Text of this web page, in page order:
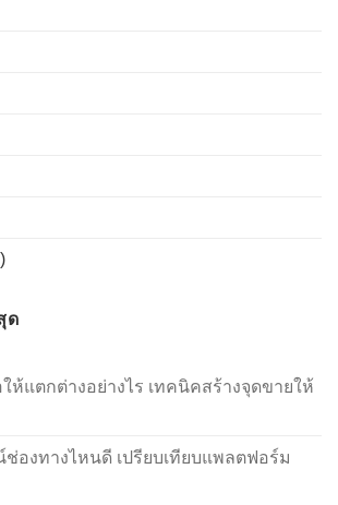
ด
ห้แตกต่างอย่างไร เทคนิคสร้างจุดขายให้
ช่องทางไหนดี เปรียบเทียบแพลตฟอร์ม